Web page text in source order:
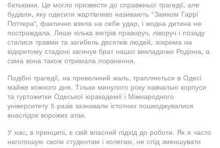
батьками. Це могло призвести до справжньої трагедії, але
будівля, яку одесити жартівливо називають "Замком Гаррі
Поттера", фактично взяла на себе удар, і жодна дитина не
постраждала. Лише кілька метрів праворуч, ліворуч і позаду
сталися травми та загибель десятків людей, зокрема на
відкритому стадіоні загинув брат нашої викладачки Родіона, а
сама вона також отримала поранення.
Подібні трагедії, на превеликий жаль, трапляються в Одесі
майже кожного дня. Тільки минулого року навчальні корпуси
та гуртожитки Одеської юракадемії і Міжнародного
університету 5 разів зазнавали істотних пошкоджувалися
внаслідок ворожих атак.
У нас, в принципі, є свій власний підхід до роботи. Як я часто
наголошую своїм студентам і колегам, не слід зменшувати